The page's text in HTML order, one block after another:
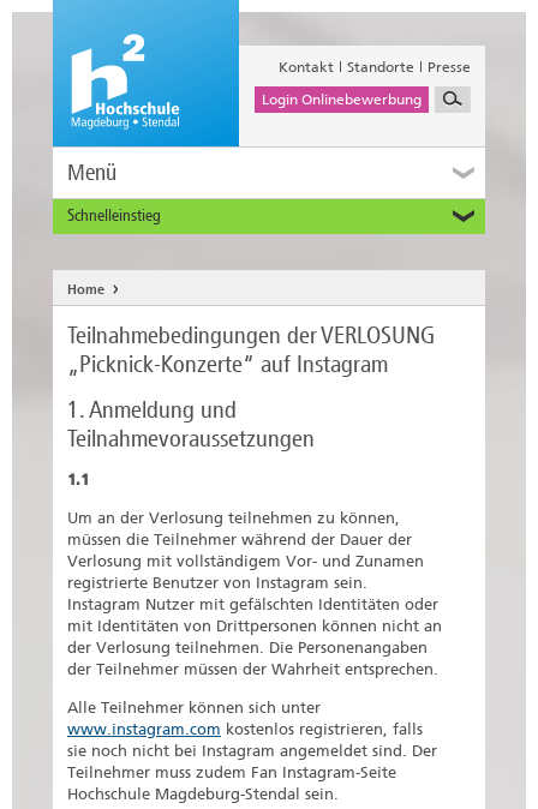
Kontakt Standorte
Presse
Login Onlinebewerbung
Menü
Schnelleinstieg
Alumni
Unternehmen und Institutionen
Studierende
Beschäftigte
International
Home
Teilnahmebedingungen der VERLOSUNG
„Picknick-Konzerte“ auf Instagram
1. Anmeldung und
Teilnahmevoraussetzungen
1.1
Um an der Verlosung teilnehmen zu können,
müssen die Teilnehmer während der Dauer der
Verlosung mit vollständigem Vor- und Zunamen
registrierte Benutzer von Instagram sein.
Instagram Nutzer mit gefälschten Identitäten oder
mit Identitäten von Drittpersonen können nicht an
der Verlosung teilnehmen. Die Personenangaben
der Teilnehmer müssen der Wahrheit entsprechen.
Alle Teilnehmer können sich unter
www.instagram.com kostenlos registrieren, falls
sie noch nicht bei Instagram angemeldet sind. Der
Teilnehmer muss zudem Fan Instagram-Seite
Hochschule Magdeburg-Stendal sein.